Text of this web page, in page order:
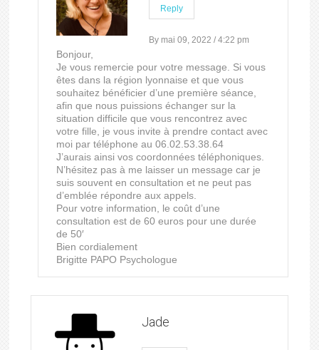
Reply
By mai 09, 2022 / 4:22 pm
Bonjour,
Je vous remercie pour votre message. Si vous
êtes dans la région lyonnaise et que vous
souhaitez bénéficier d’une première séance,
afin que nous puissions échanger sur la
situation difficile que vous rencontrez avec
votre fille, je vous invite à prendre contact avec
moi par téléphone au 06.02.53.38.64
J’aurais ainsi vos coordonnées téléphoniques.
N’hésitez pas à me laisser un message car je
suis souvent en consultation et ne peut pas
d’emblée répondre aux appels.
Pour votre information, le coût d’une
consultation est de 60 euros pour une durée
de 50′
Bien cordialement
Brigitte PAPO Psychologue
Jade